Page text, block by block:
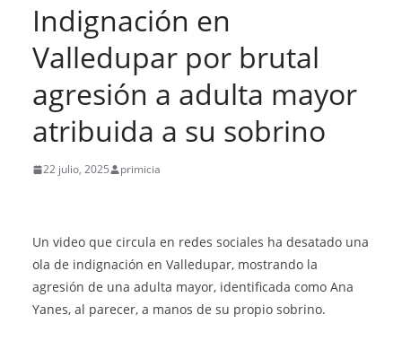
Indignación en
Valledupar por brutal
agresión a adulta mayor
atribuida a su sobrino
22 julio, 2025 primicia
Un video que circula en redes sociales ha desatado una
ola de indignación en Valledupar, mostrando la
agresión de una adulta mayor, identificada como Ana
Yanes, al parecer, a manos de su propio sobrino.